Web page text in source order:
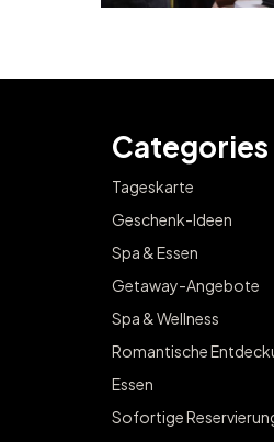
Categories
Tageskarte
Geschenk-Ideen
Spa & Essen
Getaway-Angebote
Spa & Wellness
Romantische
Essen
Sofortige